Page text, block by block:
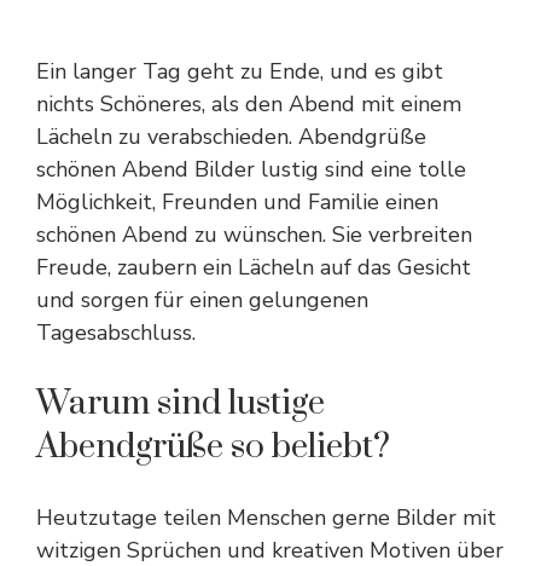
Ein langer Tag geht zu Ende, und es gibt
nichts Schöneres, als den Abend mit einem
Lächeln zu verabschieden. Abendgrüße
schönen Abend Bilder lustig sind eine tolle
Möglichkeit, Freunden und Familie einen
schönen Abend zu wünschen. Sie verbreiten
Freude, zaubern ein Lächeln auf das Gesicht
und sorgen für einen gelungenen
Tagesabschluss.
Warum sind lustige
Abendgrüße so beliebt?
Heutzutage teilen Menschen gerne Bilder mit
witzigen Sprüchen und kreativen Motiven über